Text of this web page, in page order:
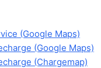
(Google Maps)
(Google Maps)
(Chargemap)